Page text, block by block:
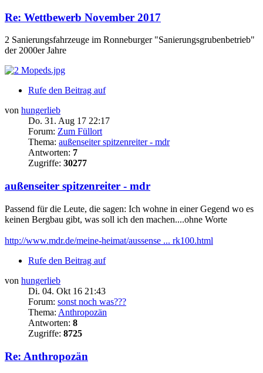
Re: Wettbewerb November 2017
2 Sanierungsfahrzeuge im Ronneburger "Sanierungsgrubenbetrieb"
der 2000er Jahre
Rufe den Beitrag auf
von hungerlieb
Do. 31. Aug 17 22:17
Forum: Zum Füllort
Thema: außenseiter spitzenreiter - mdr
Antworten: 7
Zugriffe: 30277
außenseiter spitzenreiter - mdr
Passend für die Leute, die sagen: Ich wohne in einer Gegend wo es
keinen Bergbau gibt, was soll ich den machen....ohne Worte
http://www.mdr.de/meine-heimat/aussense ... rk100.html
Rufe den Beitrag auf
von hungerlieb
Di. 04. Okt 16 21:43
Forum: sonst noch was???
Thema: Anthropozän
Antworten: 8
Zugriffe: 8725
Re: Anthropozän